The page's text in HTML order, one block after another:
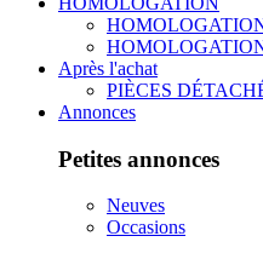
Après l'achat
PIÈCES
Annonces
Petites annonces
Neuves
Occasions